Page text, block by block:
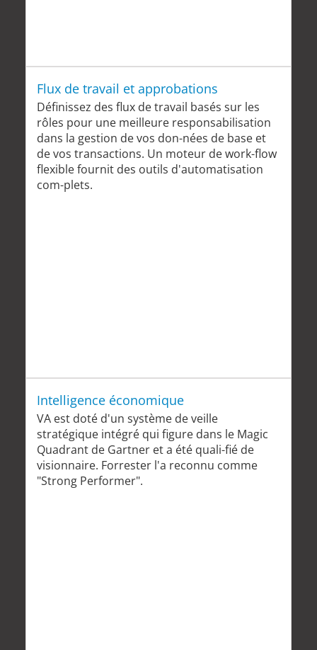
Flux de travail et approbations
Définissez des flux de travail basés sur les
rôles pour une meilleure responsabilisation
dans la gestion de vos don-nées de base et
de vos transactions. Un moteur de work-flow
flexible fournit des outils d'automatisation
com-plets.
Intelligence économique
VA est doté d'un système de veille
stratégique intégré qui figure dans le Magic
Quadrant de Gartner et a été quali-fié de
visionnaire. Forrester l'a reconnu comme
"Strong Performer".